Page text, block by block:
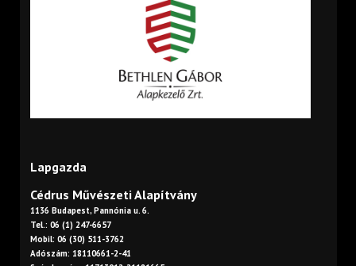
Lapgazda
Cédrus Művészeti Alapítvány
1136 Budapest, Pannónia u. 6.
Tel.: 06 (1) 247-6657
Mobil: 06 (30) 511-3762
Adószám: 18110661-2-41